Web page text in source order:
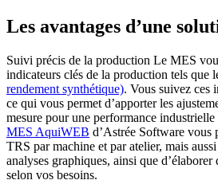
Les avantages d’une
Suivi précis de la production Le MES
indicateurs clés de la production tels que
rendement synthétique). Vous suivez ces
ce qui vous permet d’apporter les
mesure pour une performance
MES AquiWEB d’Astrée Software vous
TRS par machine et par atelier, mais
analyses graphiques, ainsi que
selon vos besoins.